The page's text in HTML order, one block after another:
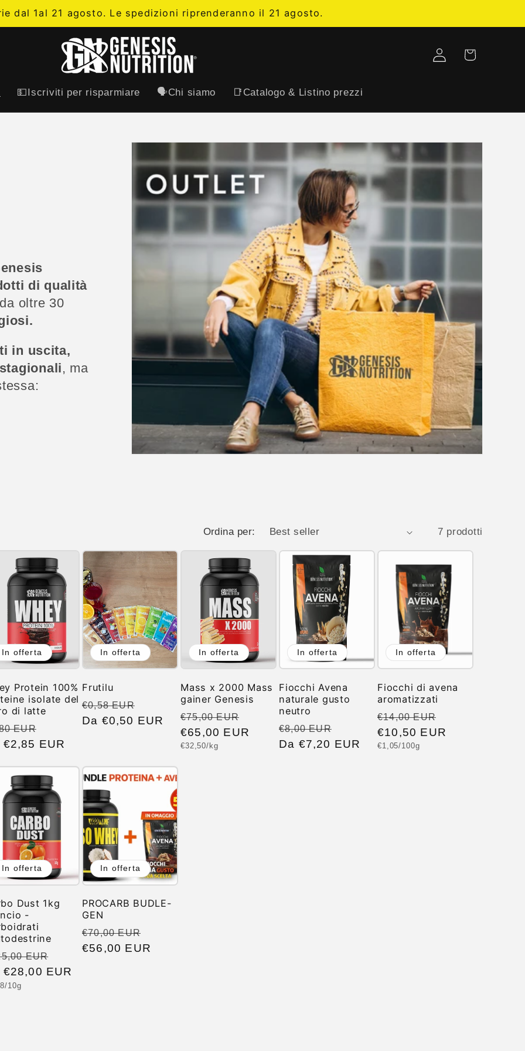
dal 1al 21 agosto. Le spedizioni riprenderanno il 21 agosto.
💵Iscriviti per risparmiare 🗣️Chi siamo 📑Catalogo & Listino prezzi
Accedi Carrello
di qualità
oltre 30
in uscita,
, ma
Ordina per: 7 prodotti
In offerta
Protein 100%
isolate del
di latte
EUR
Prezzo
scontato
€2,85 EUR
In offerta
Frutilu
Prezzo
di
€0,58 EUR
Prezzo
scontato
Da €0,50 EUR
In offerta
Mass x 2000 Mass
gainer Genesis
Prezzo
di
listino
€75,00 EUR
Prezzo
scontato
€65,00 EUR
Prezzo
€32,50/kg
In offerta
Fiocchi Avena
naturale gusto
neutro
Prezzo
di
€8,00 EUR
Prezzo
scontato
Da €7,20 EUR
In offerta
Fiocchi di avena
aromatizzati
Prezzo
di
listino
€14,00 EUR
scontato
€10,50 EUR
Prezzo
€1,05/100g
In offerta
Dust 1kg
-
EUR
Prezzo
scontato
€28,00 EUR
10g
In offerta
PROCARB BUDLE-
GEN
Prezzo
di
€70,00 EUR
scontato
€56,00 EUR